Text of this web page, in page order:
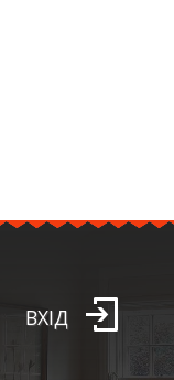
ВХІД